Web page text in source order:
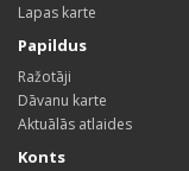
Lapas karte
Papildus
Ražotāji
Dāvanu karte
Aktuālās atlaides
Konts